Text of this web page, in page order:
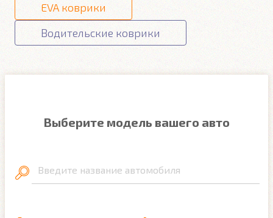
EVA коврики
Водительские коврики
Выберите модель вашего авто
Введите название автомобиля